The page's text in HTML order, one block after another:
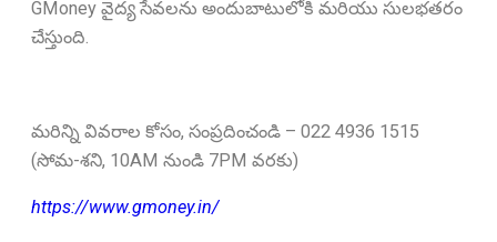
GMoney వైద్య సేవలను అందుబాటులోకి మరియు సులభతరం
చేస్తుంది.
మరిన్ని వివరాల కోసం, సంప్రదించండి – 022 4936 1515
(సోమ-శని, 10AM నుండి 7PM వరకు)
https://www.gmoney.in/